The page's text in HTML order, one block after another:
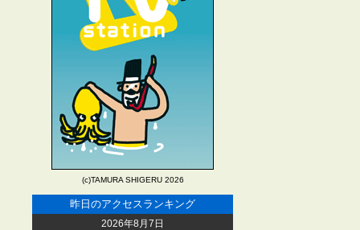
(c)TAMURA SHIGERU 2026
昨日のアクセスランキング
2026年8月7日